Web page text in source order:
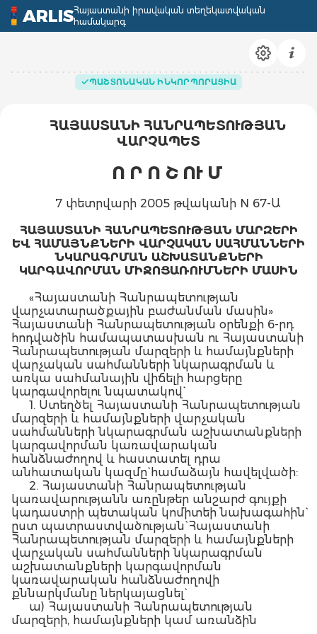
ARLISՀայաստանի իրավական տեղեկատվական
համակարգ
ՊԱՇՏՈՆԱԿԱՆ ԻՆԿՈՐՊՈՐԱՑԻԱ
ՀԱՅԱՍՏԱՆԻ ՀԱՆՐԱՊԵՏՈՒԹՅԱՆ
ՎԱՐՉԱՊԵՏ
Ո Ր Ո Շ ՈՒ Մ
7 փետրվարի 2005 թվականի N 67-Ա
ՀԱՅԱՍՏԱՆԻ ՀԱՆՐԱՊԵՏՈՒԹՅԱՆ ՄԱՐԶԵՐԻ
ԵՎ ՀԱՄԱՅՆՔՆԵՐԻ ՎԱՐՉԱԿԱՆ ՍԱՀՄԱՆՆԵՐԻ
ՆԿԱՐԱԳՐՄԱՆ ԱՇԽԱՏԱՆՔՆԵՐԻ
ԿԱՐԳԱՎՈՐՄԱՆ ՄԻՋՈՑԱՌՈՒՄՆԵՐԻ ՄԱՍԻՆ
«Հայաստանի Հանրապետության
վարչատարածքային բաժանման մասին»
Հայաստանի Հանրապետության օրենքի 6-րդ
հոդվածին համապատասխան ու Հայաստանի
Հանրապետության մարզերի և համայնքների
վարչական սահմանների նկարագրման և
առկա սահմանային վիճելի հարցերը
կարգավորելու նպատակով`
1. Ստեղծել Հայաստանի Հանրապետության
մարզերի և համայնքների վարչական
սահմանների նկարագրման աշխատանքների
կարգավորման կառավարական
հանձնաժողով և հաստատել դրա
անհատական կազմը` համաձայն հավելվածի:
2. Հայաստանի Հանրապետության
կառավարությանն առընթեր անշարժ գույքի
կադաստրի պետական կոմիտեի նախագահին`
ըստ պատրաստվածության` Հայաստանի
Հանրապետության մարզերի և համայնքների
վարչական սահմանների նկարագրման
աշխատանքների կարգավորման
կառավարական հանձնաժողովի
քննարկմանը ներկայացնել`
ա) Հայաստանի Հանրապետության
մարզերի, համայնքների կամ առանձին